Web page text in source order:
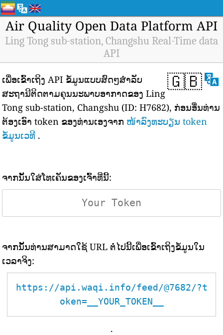
Air Quality Open Data Platform API
Ling Tong sub-station, Changshu Real-Time data
API
🇬🇧
ເພື່ອເຂົ້າເຖິງ API ຂໍ້ມູນແບບສົດໆສຳລັບ
ສະຖານີຕິດຕາມຄຸນນະພາບອາກາດຂອງ Ling
Tong sub-station, Changshu (ID: H7682), ກ່ອນອື່ນທ່ານ
ຕ້ອງເອົາ token ຂອງທ່ານເອງຈາກ ໜ້າລົງທະບຽນ token
ຂໍ້ມູນເວທີ .
ຈາກນັ້ນໃສ່ໂທເຄັນຂອງເຈົ້າທີ່ນີ້:
ຈາກນັ້ນທ່ານສາມາດໃຊ້ URL ຕໍ່ໄປນີ້ເພື່ອເຂົ້າເຖິງຂໍ້ມູນໃນ
ເວລາຈິງ:
https://api.waqi.info/feed/@7682/?t
oken=__YOUR_TOKEN__
.